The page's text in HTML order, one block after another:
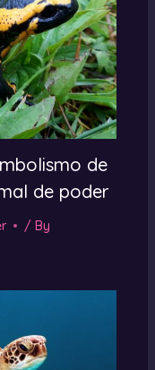
de
de poder
/ By